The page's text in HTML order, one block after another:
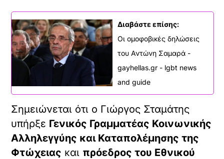
Διαβάστε επίσης:
Οι ομοφοβικές δηλώσεις
του Αντώνη Σαμαρά -
gayhellas.gr - lgbt news
and guide
Σημειώνεται ότι ο Γιώργος Σταμάτης
υπήρξε Γενικός Γραμματέας Κοινωνικής
Αλληλεγγύης και Καταπολέμησης της
Φτώχειας και πρόεδρος του Εθνικού